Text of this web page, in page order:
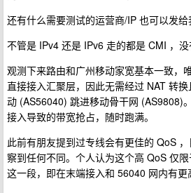
还有什么需要测试的运营商/IP 也可以发给
不管是 IPv4 还是 IPv6 走的都是 CMI ，没
观测下来路由和广州移动家宽基本一致，
直接接入汇聚层，因此无需经过 NAT 转
动 (AS56040) 跳进移动骨干网 (AS9808)
接入导致的带宽抢占，随时跑满。
此前有朋友提到过专线会有更佳的 QoS
察到任何不同。个人认为这个高 QoS 仅
这一段，即在末端接入和 56040 网内有更